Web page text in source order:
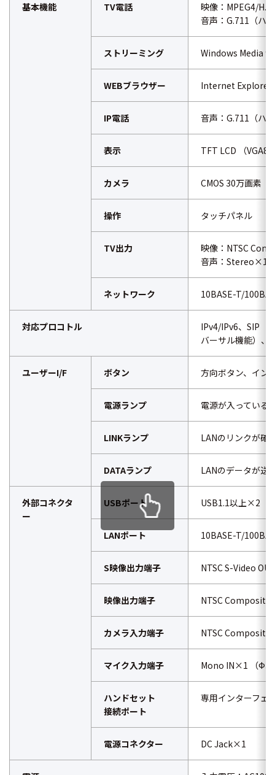
基本機能 TV電話
映像：MPEG4/
音声：G.711（ハ
ストリーミング Windows Media 9
WEBブラウザー Internet Explorer
IP電話 音声：G.711（ハ
表示 TFT LCD （VGA8
カメラ CMOS 30万画素
操作 タッチパネル
TV出力
映像：NTSC
音声：
ネットワーク 10BASE-T/
対応プロコトル
IPv4/IPv6、SIP（
バーサル機能）、
ユーザーI/F ボタン 方向ボタン、イン
電源ランプ 電源が入っている
LINKランプ LANのリンクが確
DATAランプ LANのデータが送
外部コネクタ
ー
USBポート USB1.1以上×2
LANポート 10BASE-T/
S映像出力端子 NTSC S-Video
映像出力端子 NTSC
カメラ入力端子 NTSC
マイク入力端子 Mono IN×1 （
ハンドセット
接続ポート
専用インターフェ
電源コネクター DC Jack×1